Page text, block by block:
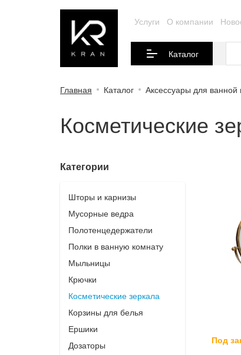
Услуги О компании
Каталог
Главная Каталог Аксессуары для ванной
Косметические
Категории
Шторы и карнизы
Мусорные ведра
Полотенцедержатели
Полки в ванную комнату
Мыльницы
Крючки
Косметические зеркала
Корзины для белья
Ершики
Дозаторы
Под